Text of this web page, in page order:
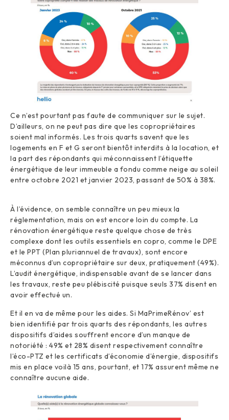
Ce n’est pourtant pas faute de communiquer sur le sujet.
D’ailleurs, on ne peut pas dire que les copropriétaires
soient mal informés. Les trois quarts savent que les
logements en F et G seront bientôt interdits à la location, et
la part des répondants qui méconnaissent l’étiquette
énergétique de leur immeuble a fondu comme neige au soleil
entre octobre 2021 et janvier 2023, passant de 50% à 38%.
À l’évidence, on semble connaître un peu mieux la
réglementation, mais on est encore loin du compte. La
rénovation énergétique reste quelque chose de très
complexe dont les outils essentiels en copro, comme le DPE
et le PPT (Plan pluriannuel de travaux), sont encore
méconnus d’un copropriétaire sur deux, pratiquement (49%).
L’audit énergétique, indispensable avant de se lancer dans
les travaux, reste peu plébiscité puisque seuls 37% disent en
avoir effectué un.
Et il en va de même pour les aides. Si MaPrimeRénov’ est
bien identifié par trois quarts des répondants, les autres
dispositifs d’aides souffrent encore d’un manque de
notoriété : 49% et 28% disent respectivement connaître
l’éco-PTZ et les certificats d’économie d’énergie, dispositifs
mis en place voilà 15 ans, pourtant, et 17% assurent même ne
connaître aucune aide.